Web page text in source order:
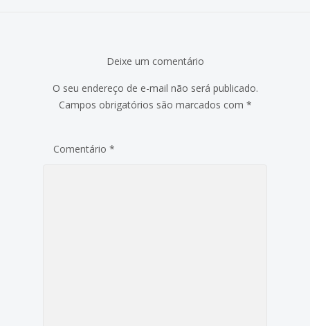
Deixe um comentário
O seu endereço de e-mail não será publicado.
Campos obrigatórios são marcados com *
Comentário *